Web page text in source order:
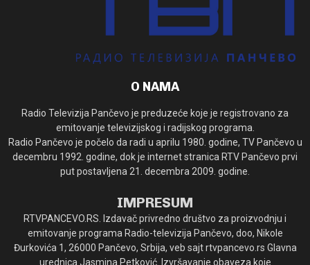
O NAMA
Radio Televizija Pančevo je preduzeće koje je registrovano za
emitovanje televizijskog i radijskog programa.
Radio Pančevo je počelo da radi u aprilu 1980. godine, TV Pančevo u
decembru 1992. godine, dok je internet stranica RTV Pančevo prvi
put postavljena 21. decembra 2009. godine.
IMPRESUM
RTVPANCEVO.RS. Izdavač privredno društvo za proizvodnju i
emitovanje programa Radio-televizija Pančevo, doo, Nikole
Đurkovića 1, 26000 Pančevo, Srbija, veb sajt rtvpancevo.rs Glavna
urednica Jasmina Petković. Izvršavanje obaveza koje